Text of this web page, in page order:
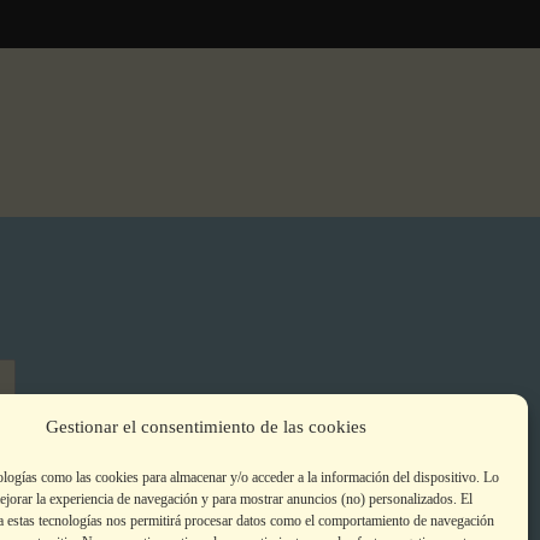
Gestionar el consentimiento de las cookies
como las cookies para almacenar y/o acceder a la información del dispositivo. Lo
la experiencia de navegación y para mostrar anuncios (no) personalizados. El
estas tecnologías nos permitirá procesar datos como el comportamiento de navegación